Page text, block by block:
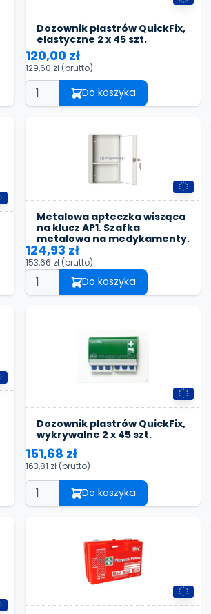
Dozownik plastrów QuickFix,
elastyczne 2 x 45 szt.
120,00 zł
129,60 zł (brutto)
Do koszyka
Metalowa apteczka wisząca
na klucz AP1. Szafka
metalowa na medykamenty.
124,93 zł
153,66 zł (brutto)
Do koszyka
Dozownik plastrów QuickFix,
wykrywalne 2 x 45 szt.
151,68 zł
163,81 zł (brutto)
Do koszyka